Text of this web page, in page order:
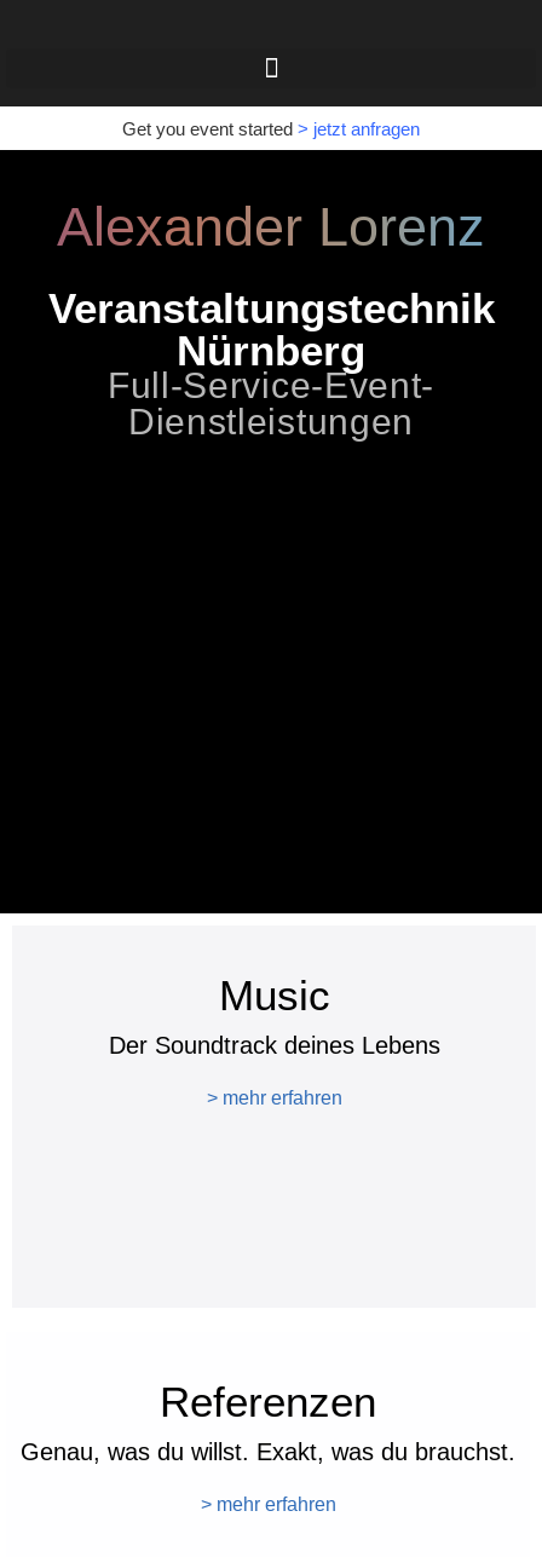
Get you event started > jetzt anfragen
Alexander Lorenz
Veranstaltungstechnik
Nürnberg
Full-Service-Event-
Dienstleistungen
Music
Der Soundtrack deines Lebens
> mehr erfahren
Referenzen
Genau, was du willst. Exakt, was du brauchst.
> mehr erfahren